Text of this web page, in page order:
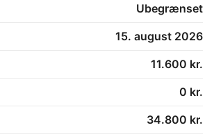
Ubegrænset
15. august 2026
11.600 kr.
0 kr.
34.800 kr.